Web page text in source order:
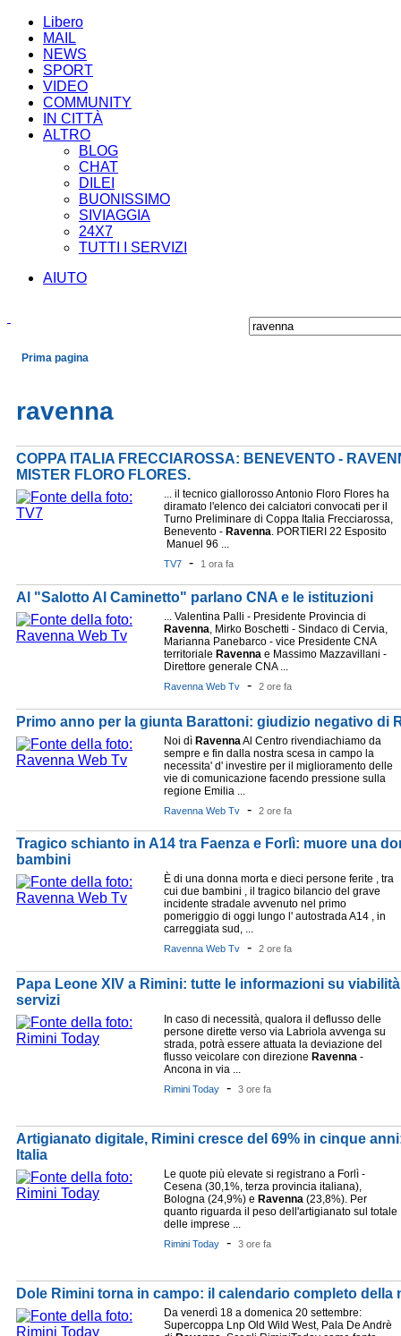
Libero
MAIL
NEWS
SPORT
VIDEO
COMMUNITY
IN CITTÀ
ALTRO
BLOG
CHAT
DILEI
BUONISSIMO
SIVIAGGIA
24X7
TUTTI I SERVIZI
AIUTO
Prima pagina
ravenna
COPPA ITALIA FRECCIAROSSA: BENEVENTO -
MISTER FLORO FLORES.
... il tecnico giallorosso Antonio Floro Flores ha
diramato l'elenco dei calciatori convocati per il
Turno Preliminare di Coppa Italia Frecciarossa,
Benevento - Ravenna. PORTIERI 22 Esposito
Manuel 96 ...
TV7 - 1 ora fa
Al "Salotto Al Caminetto" parlano CNA e le istituzioni
... Valentina Palli - Presidente Provincia di
Ravenna, Mirko Boschetti - Sindaco di Cervia,
Marianna Panebarco - vice Presidente CNA
territoriale Ravenna e Massimo Mazzavillani -
Direttore generale CNA ...
Ravenna Web Tv - 2 ore fa
Primo anno per la giunta Barattoni: giudizio negativo di
Noi dì RavennaAl Centro rivendiachiamo da
sempre e fin dalla nostra scesa in campo la
necessita' d' investire per il miglioramento delle
vie di comunicazione facendo pressione sulla
regione Emilia ...
Ravenna Web Tv - 2 ore fa
Tragico schianto in A14 tra Faenza e Forlì: muore una
bambini
È di una donna morta e dieci persone ferite , tra
cui due bambini , il tragico bilancio del grave
incidente stradale avvenuto nel primo
pomeriggio di oggi lungo l' autostrada A14 , in
carreggiata sud, ...
Ravenna Web Tv - 2 ore fa
Papa Leone XIV a Rimini: tutte le informazioni su
servizi
In caso di necessità, qualora il deflusso delle
persone dirette verso via Labriola avvenga su
strada, potrà essere attuata la deviazione del
flusso veicolare con direzione Ravenna -
Ancona in via ...
Rimini Today - 3 ore fa
Artigianato digitale, Rimini cresce del 69% in cinque
Italia
Le quote più elevate si registrano a Forlì -
Cesena (30,1%, terza provincia italiana),
Bologna (24,9%) e Ravenna (23,8%). Per
quanto riguarda il peso dell'artigianato sul totale
delle imprese ...
Rimini Today - 3 ore fa
Dole Rimini torna in campo: il calendario completo della
Da venerdì 18 a domenica 20 settembre:
Supercoppa Lnp Old Wild West, Pala De Andrè